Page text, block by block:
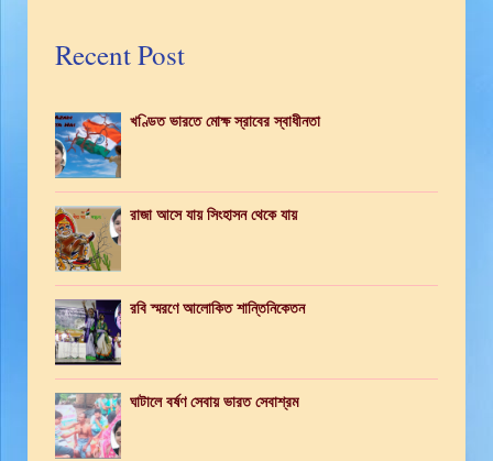
Recent Post
খণ্ডিত ভারতে মোক্ষ স্রাবের স্বাধীনতা
রাজা আসে যায় সিংহাসন থেকে যায়
রবি স্মরণে আলোকিত শান্তিনিকেতন
ঘাটালে বর্ষণ সেবায় ভারত সেবাশ্রম